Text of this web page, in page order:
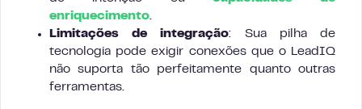
enriquecimento.
Limitações de integração: Sua pilha de
tecnologia pode exigir conexões que o LeadIQ
não suporta tão perfeitamente quanto outras
ferramentas.